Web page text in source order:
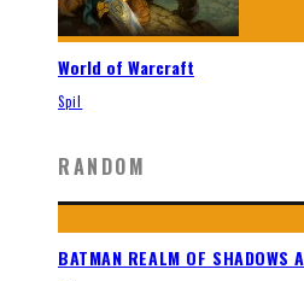
World of Warcraft
Spil
RANDOM
BATMAN REALM OF SHADOWS